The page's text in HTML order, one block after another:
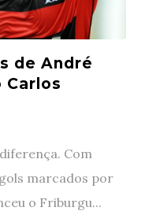
de André
Carlos
Com
marcados por
o Friburgu...